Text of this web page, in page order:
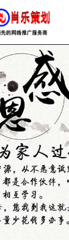
巧...
网...
知...